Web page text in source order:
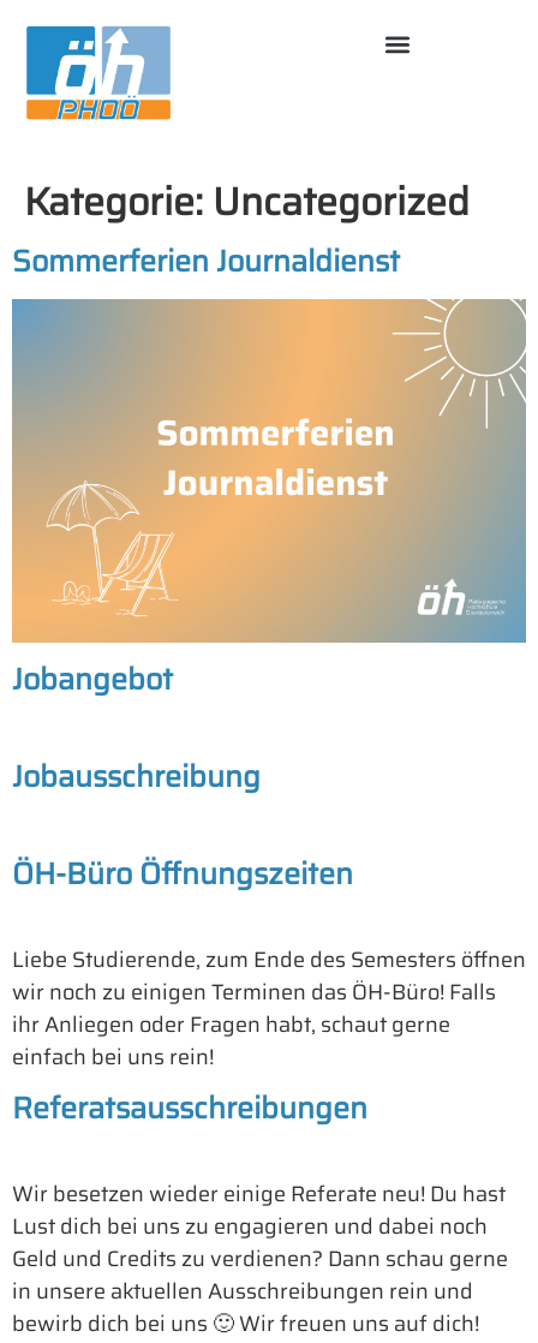
Kategorie: Uncategorized
Sommerferien Journaldienst
Jobangebot
Jobausschreibung
ÖH-Büro Öffnungszeiten
Liebe Studierende, zum Ende des Semesters öffnen
wir noch zu einigen Terminen das ÖH-Büro! Falls
ihr Anliegen oder Fragen habt, schaut gerne
einfach bei uns rein!
Referatsausschreibungen
Wir besetzen wieder einige Referate neu! Du hast
Lust dich bei uns zu engagieren und dabei noch
Geld und Credits zu verdienen? Dann schau gerne
in unsere aktuellen Ausschreibungen rein und
bewirb dich bei uns 🙂 Wir freuen uns auf dich!